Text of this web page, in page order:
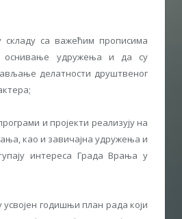
са важећим прописима
оснивање удружења и да су
делатности друштвеног
и пројекти реализују на
као и завичајна удружења и
интереса Града Врања у
годишњи план рада који